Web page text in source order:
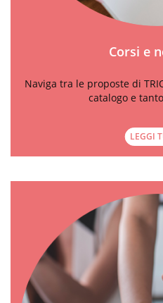
Corsi e
Naviga tra le proposte di
catalogo e
LEGGI